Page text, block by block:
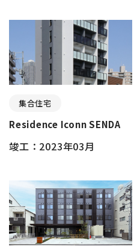
集合住宅
Residence Iconn SENDA
竣工：2023年03月